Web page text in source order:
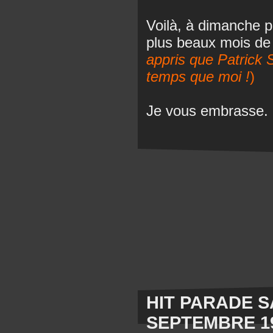
Voilà, à dimanche
plus beaux mois
appris que Patrick
temps que moi !)
Je vous embrasse.
HIT PARADE
SEPTEMBRE